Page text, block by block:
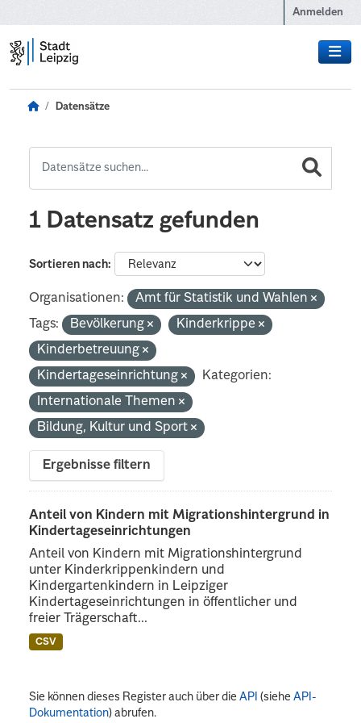
Anmelden
Datensätze
1 Datensatz gefunden
Sortieren nach
Organisationen:
Amt für Statistik und Wahlen
Tags:
Bevölkerung
Kinderkrippe
Kinderbetreuung
Kindertageseinrichtung
Kategorien:
Internationale Themen
Bildung, Kultur und Sport
Ergebnisse filtern
Anteil von Kindern mit Migrationshintergrund in
Kindertageseinrichtungen
Anteil von Kindern mit Migrationshintergrund
unter Kinderkrippenkindern und
Kindergartenkindern in Leipziger
Kindertageseinrichtungen in öffentlicher und
freier Trägerschaft...
CSV
Sie können dieses Register auch über dieAPI (sieheAPI-
Dokumentation) abrufen.